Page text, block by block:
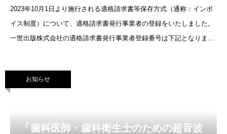
2023年10月1日より施行される適格請求書等保存方式（通称：インボ
イス制度）について、適格請求書発行事業者の登録をいたしました。
一世出版株式会社の適格請求書発行事業者登録番号は下記となりま
お知らせ
「歯科医師・歯科衛生士のための超音波